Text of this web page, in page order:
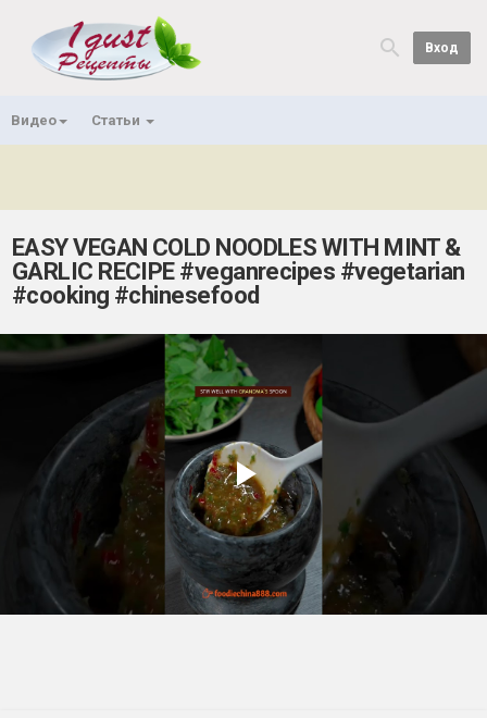
Вход
Видео Статьи
EASY VEGAN COLD NOODLES WITH MINT &
GARLIC RECIPE #veganrecipes #vegetarian
#cooking #chinesefood
Play
Video